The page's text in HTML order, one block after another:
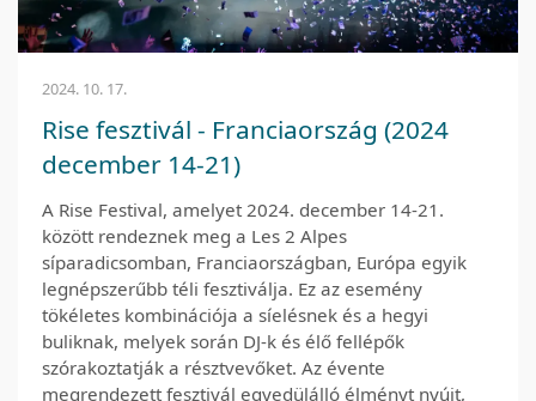
2024. 10. 17.
Rise fesztivál - Franciaország (2024
december 14-21)
A Rise Festival, amelyet 2024. december 14-21.
között rendeznek meg a Les 2 Alpes
síparadicsomban, Franciaországban, Európa egyik
legnépszerűbb téli fesztiválja. Ez az esemény
tökéletes kombinációja a síelésnek és a hegyi
buliknak, melyek során DJ-k és élő fellépők
szórakoztatják a résztvevőket. Az évente
megrendezett fesztivál egyedülálló élményt nyújt,